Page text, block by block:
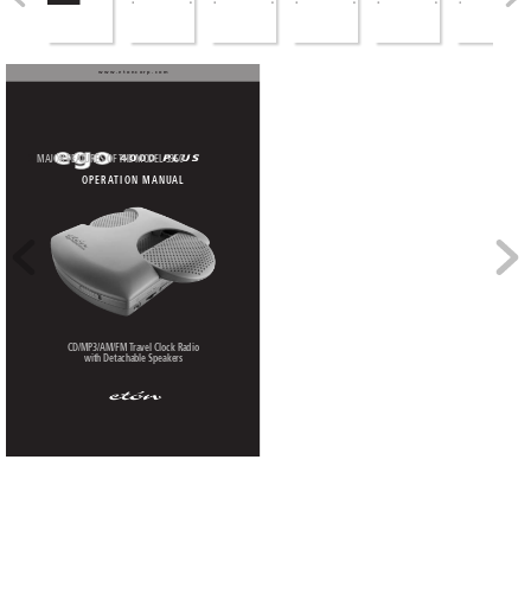
MAJOR FEATURES OF THE MODEL S350
OPERATION MANUAL
www.etoncorp.com
CD/MP3/AM/FM Travel Clock Radio
with Detachable Speakers